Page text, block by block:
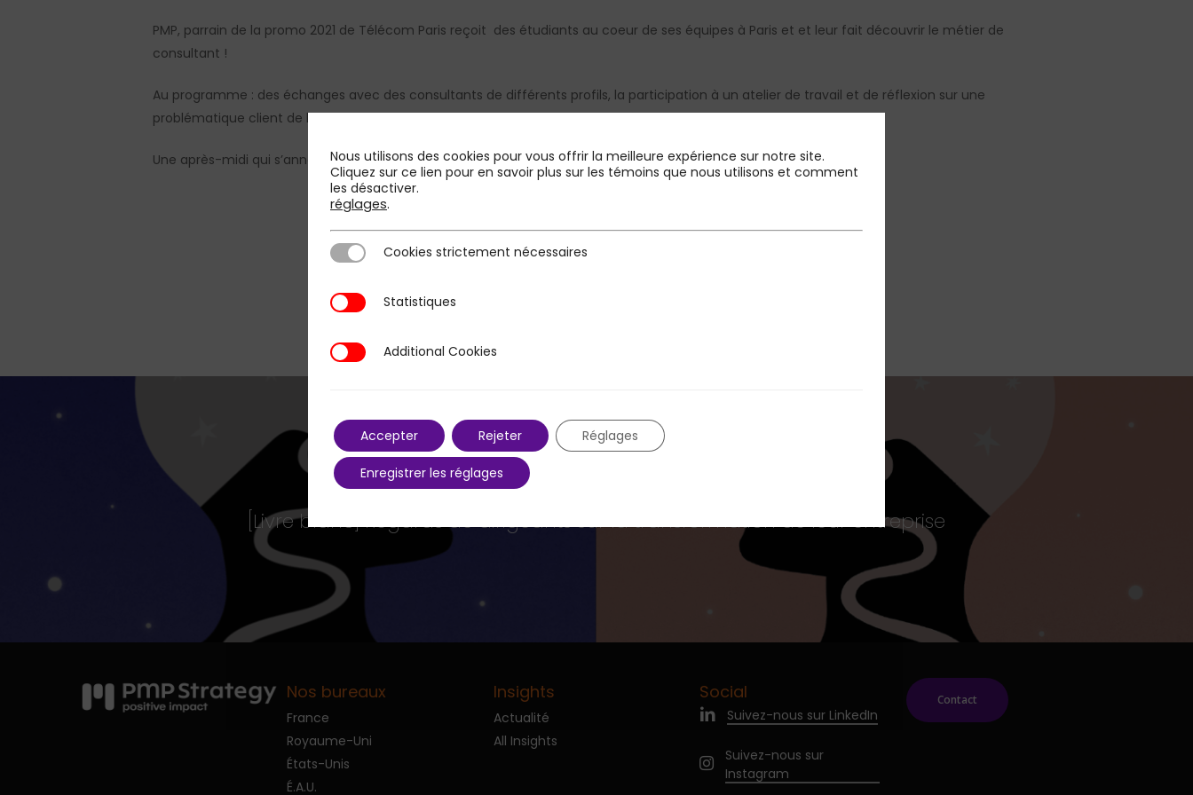
PMP, parrain de la promo 2021 de Télécom Paris reçoit des étudiants au coeur de ses équipes à Paris et et leur fait découvrir le métier de
consultant !
Au programme : des échanges avec des consultants de différents profils, la participation à un atelier de travail et de réflexion sur une
problématique client de l’un des secteurs couverts par PMP et pour finir la présentation d’une étude de cas.
Une après-midi qui s’annonce riche en échanges !
[Livre blanc] Regards de dirigeants sur la transformation de leur entreprise
Nos bureaux
France
Royaume-Uni
États-Unis
É.A.U.
Insights
Actualité
All Insights
Social
Suivez-nous sur LinkedIn
Suivez-nous sur
Instagram
Contact
Nous utilisons des cookies pour vous offrir la meilleure expérience sur notre site.
Cliquez sur ce lien pour en savoir plus sur les témoins que nous utilisons et comment
les désactiver.
réglages.
Cookies strictement nécessaires
Cookies strictement nécessaires
StatistiquesStatistiques
Additional Cookies
Additional Cookies
Accepter Rejeter Réglages
Enregistrer les réglages